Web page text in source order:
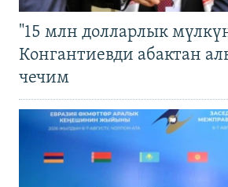
"15 млн долларлык
Конгантиевди абактан
чечим